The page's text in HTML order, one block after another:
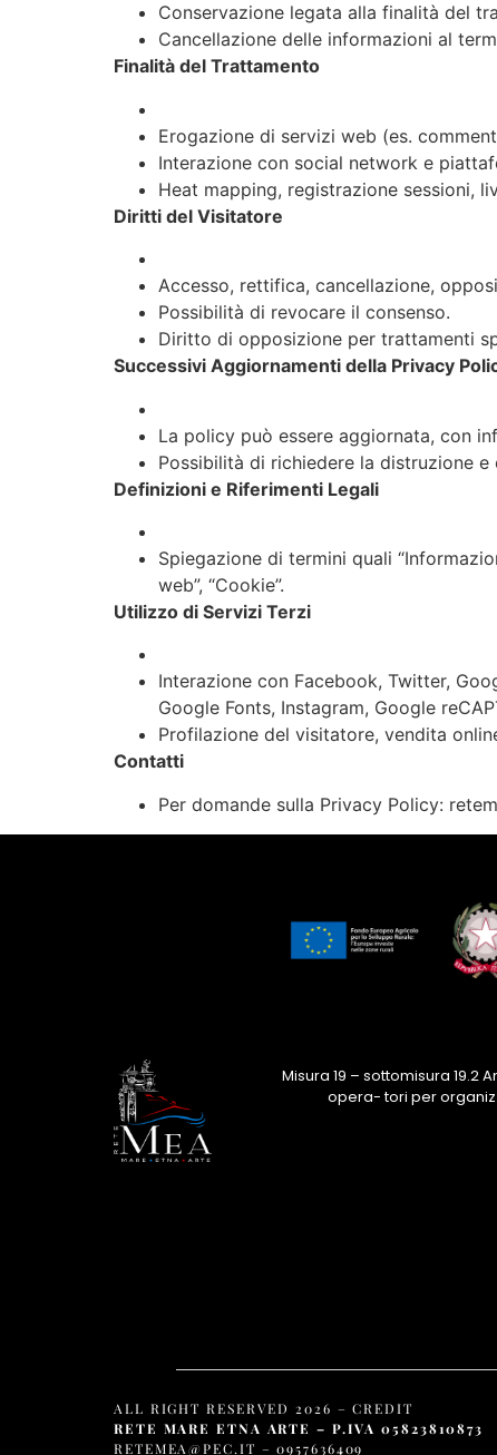
Conservazione legata alla finalità del
Cancellazione delle informazioni al
Finalità del Trattamento
Erogazione di servizi web (es.
Interazione con social network e
Heat mapping, registrazione sessioni,
Diritti del Visitatore
Accesso, rettifica, cancellazione,
Possibilità di revocare il consenso.
Diritto di opposizione per trattamenti
Successivi Aggiornamenti della Privacy
La policy può essere aggiornata, con
Possibilità di richiedere la distruzione
Definizioni e Riferimenti Legali
Spiegazione di termini quali
web”, “Cookie”.
Utilizzo di Servizi Terzi
Interazione con Facebook, Twitter,
Google Fonts, Instagram, Google
Profilazione del visitatore, vendita
Contatti
Per domande sulla Privacy Policy:
Misura 19 – sottomisura 19.2
opera- tori per
ALL RIGHT RESERVED 2026 –CREDIT
RETE MARE ETNA ARTE – P.IVA 05823810873
RETEMEA@PEC.IT – 0957636409